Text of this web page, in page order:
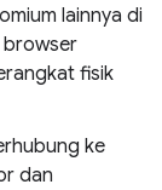
lainnya di
browser
fisik
ke
dan